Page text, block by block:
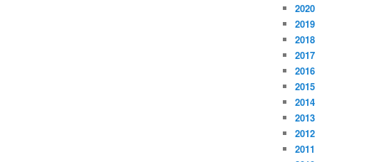
2020
2019
2018
2017
2016
2015
2014
2013
2012
2011